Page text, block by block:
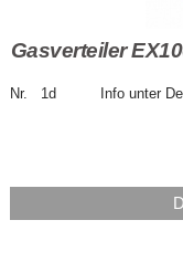
Gasverteiler
Nr. 1d Info unter